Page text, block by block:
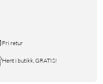
Fri retur
Hent i butikk, GRATIS!